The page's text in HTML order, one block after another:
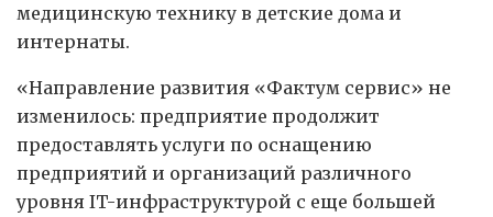
медицинскую технику в детские дома и
интернаты.
«Направление развития «Фактум сервис» не
изменилось: предприятие продолжит
предоставлять услуги по оснащению
предприятий и организаций различного
уровня IT-инфраструктурой с еще большей